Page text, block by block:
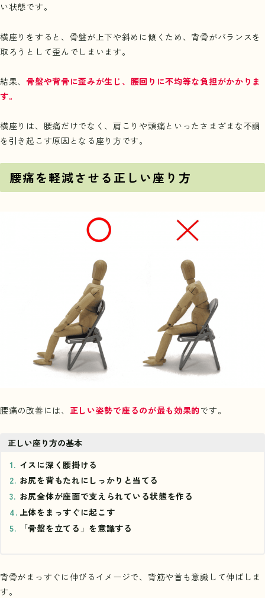
い状態です。
横座りをすると、骨盤が上下や斜めに傾くため、背骨がバランスを
取ろうとして歪んでしまいます。
結果、 骨盤や背骨に歪みが生じ、腰回りに不均等な負担がかかりま
す。
横座りは、腰痛だけでなく、肩こりや頭痛といったさまざまな不調
を引き起こす原因となる座り方です。
腰痛を軽減させる正しい座り方
腰痛の改善には、 正しい姿勢で座るのが最も効果的 です。
正しい座り方の基本
イスに深く腰掛ける
お尻を背もたれにしっかりと当てる
お尻全体が座面で支えられている状態を作る
上体をまっすぐに起こす
「骨盤を立てる」を意識する
背骨がまっすぐに伸びるイメージで、背筋や首も意識して伸ばしま
す。